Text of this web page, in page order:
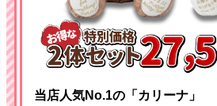
当店人気No.1の「カリーナ」